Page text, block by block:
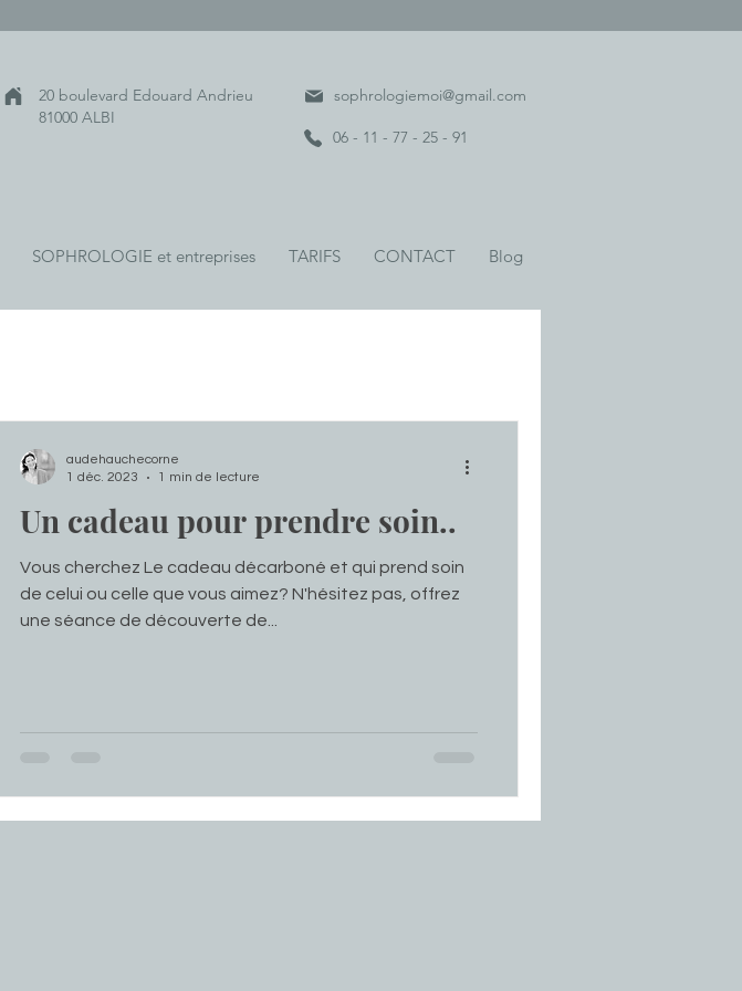
20 boulevard Edouard Andrieu
81000 ALBI
sophrologiemoi@gmail.com
06 - 11 - 77 - 25 - 91
SOPHROLOGIE et entreprises TARIFS CONTACT Blog
Un cadeau pour prendre soin..
Vous cherchez Le cadeau décarboné et qui prend soin
de celui ou celle que vous aimez? N'hésitez pas, offrez
une séance de découverte de...
audehauchecorne
1 déc. 2023
1 min de lecture